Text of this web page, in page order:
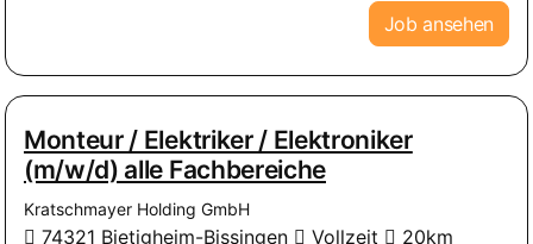
Job ansehen
Monteur / Elektriker / Elektroniker
(m/w/d) alle Fachbereiche
Kratschmayer Holding GmbH
74321 Bietigheim-Bissingen Vollzeit 20km